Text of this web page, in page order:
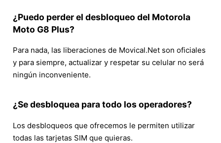
¿Puedo perder el desbloqueo del Motorola
Moto G8 Plus?
Para nada, las liberaciones de Movical.Net son oficiales
y para siempre, actualizar y respetar su celular no será
ningún inconveniente.
¿Se desbloquea para todo los operadores?
Los desbloqueos que ofrecemos le permiten utilizar
todas las tarjetas SIM que quieras.